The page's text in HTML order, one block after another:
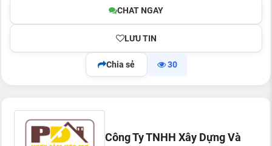
CHAT NGAY
LƯU TIN
Chia sẻ 30
Công Ty TNHH Xây Dựng Và